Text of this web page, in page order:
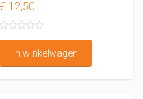
€ 12,50
In winkelwagen